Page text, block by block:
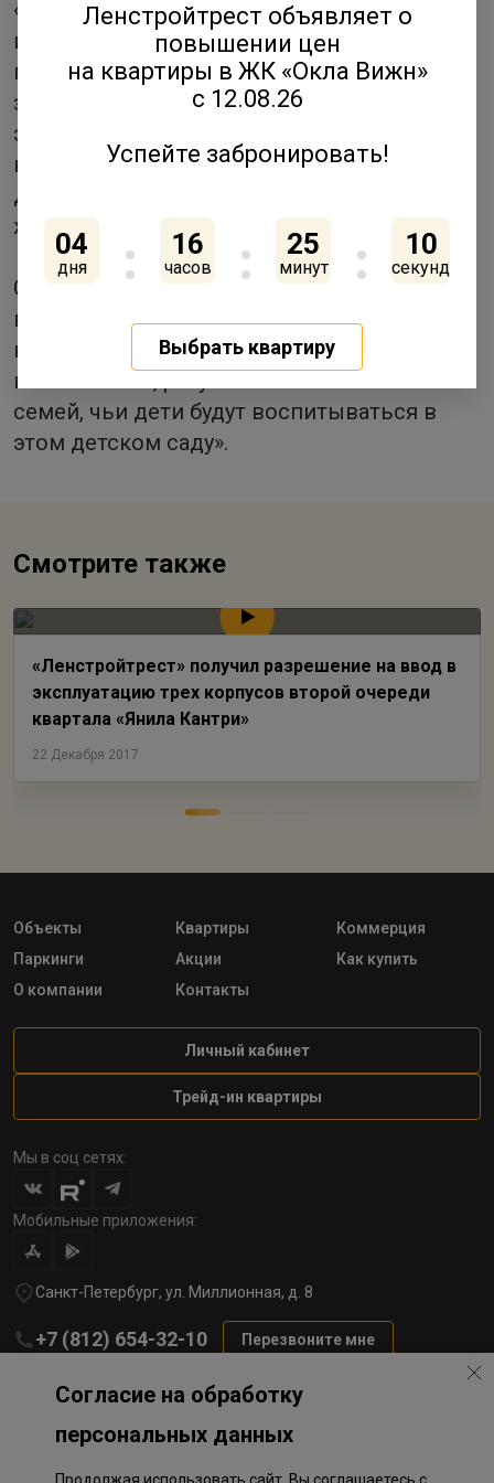
«Ленстройтрест»: «Возведение объектов
инфраструктуры в новостройках сегодня –
показатель социальной ответственности
застройщика перед обществом. Но для нас
это еще и часть философии ЖИВИ, основа
которой – обеспечить жителей наших
домов всем необходимым для достойной
жизни.
Строительство детского сада “Дунайский”
входило в социальные обязательства
компании перед городом, “Ленстройтрест”
их выполнил, результат – 140 счастливых
семей, чьи дети будут воспитываться в
этом детском саду».
Смотрите также
«Ленстройтрест» получил разрешение на ввод в
эксплуатацию трех корпусов второй очереди
квартала «Янила Кантри»
22 Декабря 2017
Объекты Квартиры
Коммерция
Паркинги
Акции
Как купить
О компании
Контакты
Личный кабинет
Трейд-ин квартиры
Мы в соц сетях:
Мобильные приложения:
Санкт-Петербург, ул. Миллионная, д. 8
+7 (812) 654-32-10 Перезвоните мне
Политика обработки персональных данных
Ленстройтрест объявляет о
повышении цен
на квартиры в ЖК «Окла Вижн»
с 12.08.26
Успейте забронировать!
04
дня
16
часов
25
минут
09
секунд
Выбрать квартиру
Согласие на обработку
персональных данных